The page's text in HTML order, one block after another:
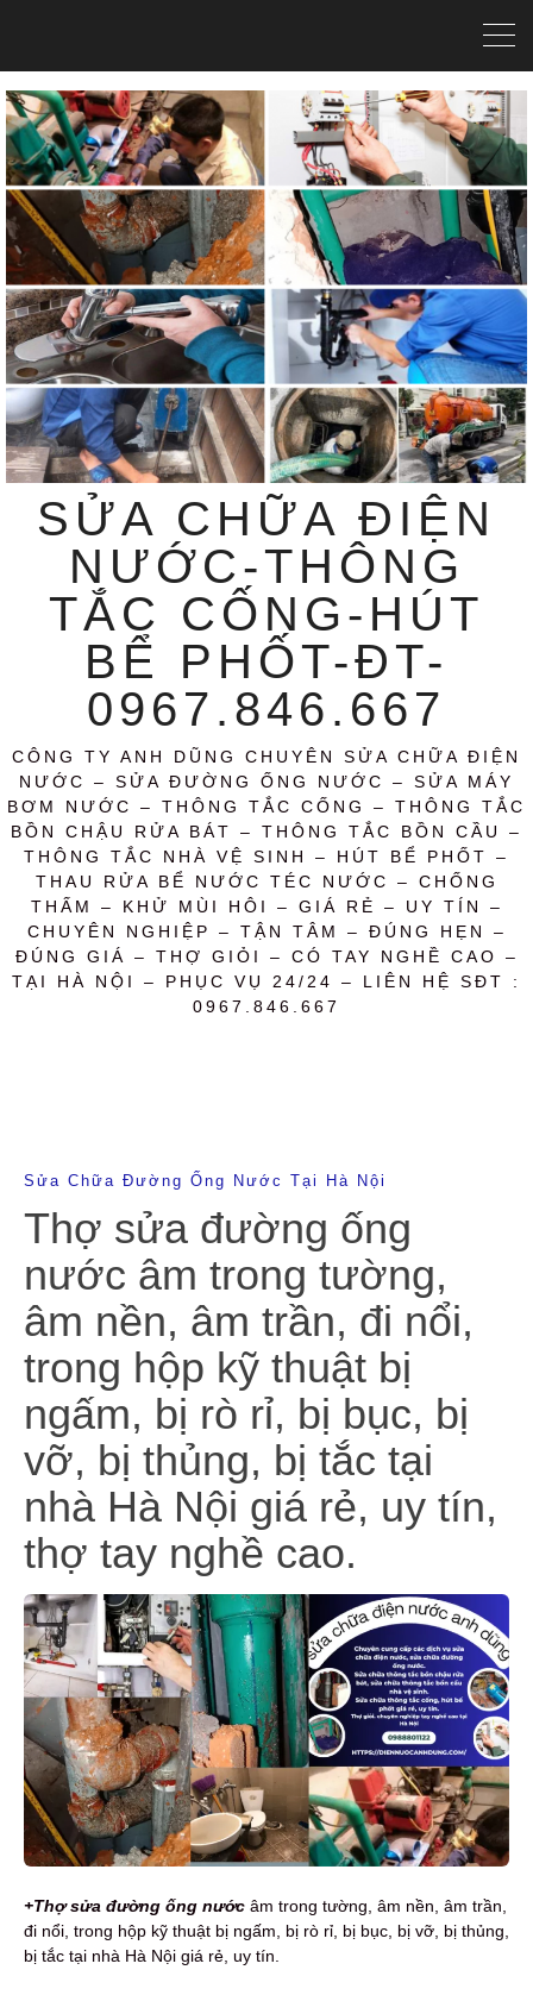
SỬA CHỮA ĐIỆN
NƯỚC-THÔNG
TẮC CỐNG-HÚT
BỂ PHỐT-ĐT-
0967.846.667
CÔNG TY ANH DŨNG CHUYÊN SỬA CHỮA ĐIỆN
NƯỚC – SỬA ĐƯỜNG ỐNG NƯỚC – SỬA MÁY
BƠM NƯỚC – THÔNG TẮC CỐNG – THÔNG TẮC
BỒN CHẬU RỬA BÁT – THÔNG TẮC BỒN CẦU –
THÔNG TẮC NHÀ VỆ SINH – HÚT BỂ PHỐT –
THAU RỬA BỂ NƯỚC TÉC NƯỚC – CHỐNG
THẤM – KHỬ MÙI HÔI – GIÁ RẺ – UY TÍN –
CHUYÊN NGHIỆP – TẬN TÂM – ĐÚNG HẸN –
ĐÚNG GIÁ – THỢ GIỎI – CÓ TAY NGHỀ CAO –
TẠI HÀ NỘI – PHỤC VỤ 24/24 – LIÊN HỆ SĐT :
0967.846.667
Sửa Chữa Đường Ống Nước Tại Hà Nội
Thợ sửa đường ống
nước âm trong tường,
âm nền, âm trần, đi nổi,
trong hộp kỹ thuật bị
ngấm, bị rò rỉ, bị bục, bị
vỡ, bị thủng, bị tắc tại
nhà Hà Nội giá rẻ, uy tín,
thợ tay nghề cao.
+Thợ sửa đường ống nước âm trong tường, âm nền, âm trần,
đi nổi, trong hộp kỹ thuật bị ngấm, bị rò rỉ, bị bục, bị vỡ, bị thủng,
bị tắc tại nhà Hà Nội giá rẻ, uy tín.